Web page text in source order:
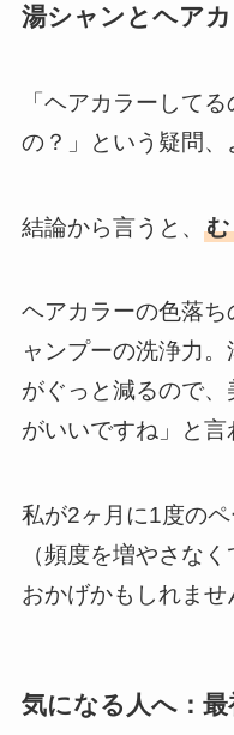
湯シャンとヘア
「ヘアカラーして
の？」という疑問、
結論から言うと、 む
ヘアカラーの色落
ャンプーの洗浄力
がぐっと減るので
がいいですね」と言
私が2ヶ月に1度の
（頻度を増やさな
おかげかもしれませ
気になる人へ：